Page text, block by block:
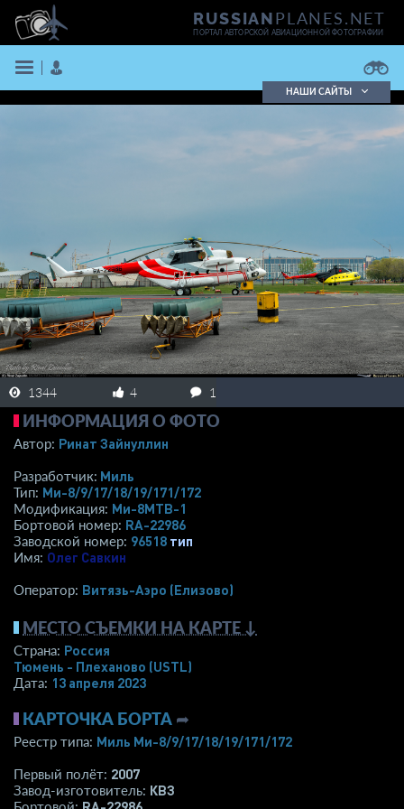
RUSSIANPLANES.NET
ПОРТАЛ АВТОРСКОЙ АВИАЦИОННОЙ ФОТОГРАФИИ
ЗАРЕГИСТРИРОВАТЬСЯ
НАШИ САЙТЫ
1344 4 1
ИНФОРМАЦИЯ О ФОТО
Автор: Ринат Зайнуллин
Разработчик: Миль
Тип: Ми-8/9/17/18/19/171/172
Модификация: Ми-8МТВ-1
Бортовой номер: RA-22986
Заводской номер: 96518 тип
Имя: Олег Савкин
Оператор: Витязь-Аэро (Елизово)
МЕСТО СЪЕМКИ НА КАРТЕ ↓
Страна: Россия
Тюмень - Плеханово (USTL)
Дата: 13 апреля 2023
КАРТОЧКА БОРТА ➦
Реестр типа: Миль Ми-8/9/17/18/19/171/172
Первый полёт: 2007
Завод-изготовитель: КВЗ